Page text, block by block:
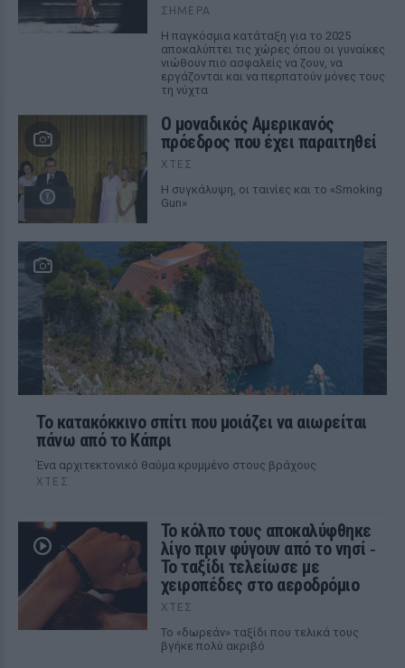
ΣΉΜΕΡΑ
Η παγκόσμια κατάταξη για το 2025
αποκαλύπτει τις χώρες όπου οι γυναίκες
νιώθουν πιο ασφαλείς να ζουν, να
εργάζονται και να περπατούν μόνες τους
τη νύχτα
Ο μοναδικός Αμερικανός
πρόεδρος που έχει παραιτηθεί
ΧΤΕΣ
Η συγκάλυψη, οι ταινίες και το «Smoking
Gun»
Το κατακόκκινο σπίτι που μοιάζει να αιωρείται
πάνω από το Κάπρι
Ένα αρχιτεκτονικό θαύμα κρυμμένο στους βράχους
ΧΤΕΣ
Το κόλπο τους αποκαλύφθηκε
λίγο πριν φύγουν από το νησί ‑
Το ταξίδι τελείωσε με
χειροπέδες στο αεροδρόμιο
ΧΤΕΣ
Το «δωρεάν» ταξίδι που τελικά τους
βγήκε πολύ ακριβό